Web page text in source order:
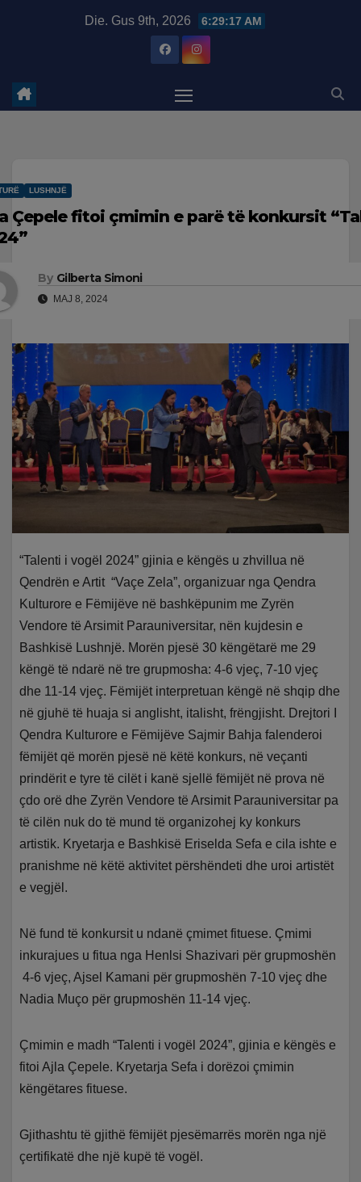
Die. Gus 9th, 2026 6:29:17 AM
LUSHNJË
Çepele fitoi çmimin e parë të konkursit
By Gilberta Simoni
MAJ 8, 2024
“Talenti i vogël 2024” gjinia e këngës u zhvillua në
Qendrën e Artit “Vaçe Zela”, organizuar nga Qendra
Kulturore e Fëmijëve në bashkëpunim me Zyrën
Vendore të Arsimit Parauniversitar, nën kujdesin e
Bashkisë Lushnjë. Morën pjesë 30 këngëtarë me 29
këngë të ndarë në tre grupmosha: 4-6 vjeç, 7-10 vjeç
dhe 11-14 vjeç. Fëmijët interpretuan këngë në shqip dhe
në gjuhë të huaja si anglisht, italisht, frëngjisht. Drejtori I
Qendra Kulturore e Fëmijëve Sajmir Bahja falenderoi
fëmijët që morën pjesë në këtë konkurs, në veçanti
prindërit e tyre të cilët i kanë sjellë fëmijët në prova në
çdo orë dhe Zyrën Vendore të Arsimit Parauniversitar pa
të cilën nuk do të mund të organizohej ky konkurs
artistik. Kryetarja e Bashkisë Eriselda Sefa e cila ishte e
pranishme në këtë aktivitet përshëndeti dhe uroi artistët
e vegjël.
Në fund të konkursit u ndanë çmimet fituese. Çmimi
inkurajues u fitua nga Henlsi Shazivari për grupmoshën
4-6 vjeç, Ajsel Kamani për grupmoshën 7-10 vjeç dhe
Nadia Muço për grupmoshën 11-14 vjeç.
Çmimin e madh “Talenti i vogël 2024”, gjinia e këngës e
fitoi Ajla Çepele. Kryetarja Sefa i dorëzoi çmimin
këngëtares fituese.
Gjithashtu të gjithë fëmijët pjesëmarrës morën nga një
çertifikatë dhe një kupë të vogël.